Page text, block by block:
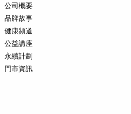
公司概要
品牌故事
健康頻道
公益講座
永續計劃
門市資訊